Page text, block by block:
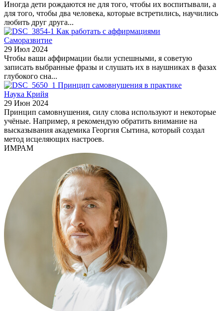
Иногда дети рождаются не для того, чтобы их воспитывали, а
для того, чтобы два человека, которые встретились, научились
любить друг друга...
Как работать с аффирмациями
Саморазвитие
29 Июл 2024
Чтобы ваши аффирмации были успешными, я советую
записать выбранные фразы и слушать их в наушниках в фазах
глубокого сна...
Принцип самовнушения в практике
Наука Крийя
29 Июн 2024
Принцип самовнушения, силу слова используют и некоторые
учёные. Например, я рекомендую обратить внимание на
высказывания академика Георгия Сытина, который создал
метод исцеляющих настроев.
ИМРАМ